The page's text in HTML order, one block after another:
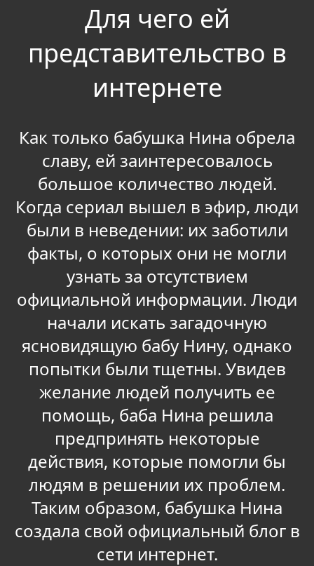
Для чего ей
представительство в
интернете
Как только бабушка Нина обрела
славу, ей заинтересовалось
большое количество людей.
Когда сериал вышел в эфир, люди
были в неведении: их заботили
факты, о которых они не могли
узнать за отсутствием
официальной информации. Люди
начали искать загадочную
ясновидящую бабу Нину, однако
попытки были тщетны. Увидев
желание людей получить ее
помощь, баба Нина решила
предпринять некоторые
действия, которые помогли бы
людям в решении их проблем.
Таким образом, бабушка Нина
создала свой официальный блог в
сети интернет.